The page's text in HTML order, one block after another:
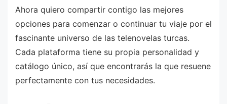
Ahora quiero compartir contigo las mejores
opciones para comenzar o continuar tu viaje por el
fascinante universo de las telenovelas turcas.
Cada plataforma tiene su propia personalidad y
catálogo único, así que encontrarás la que resuene
perfectamente con tus necesidades.